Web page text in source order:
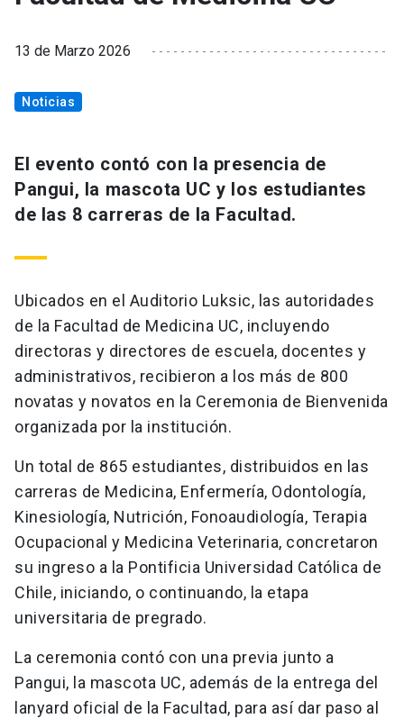
13 de Marzo 2026
Noticias
El evento contó con la presencia de
Pangui, la mascota UC y los estudiantes
de las 8 carreras de la Facultad.
Ubicados en el Auditorio Luksic, las autoridades
de la Facultad de Medicina UC, incluyendo
directoras y directores de escuela, docentes y
administrativos, recibieron a los más de 800
novatas y novatos en la Ceremonia de Bienvenida
organizada por la institución.
Un total de 865 estudiantes, distribuidos en las
carreras de Medicina, Enfermería, Odontología,
Kinesiología, Nutrición, Fonoaudiología, Terapia
Ocupacional y Medicina Veterinaria, concretaron
su ingreso a la Pontificia Universidad Católica de
Chile, iniciando, o continuando, la etapa
universitaria de pregrado.
La ceremonia contó con una previa junto a
Pangui, la mascota UC, además de la entrega del
lanyard oficial de la Facultad, para así dar paso al